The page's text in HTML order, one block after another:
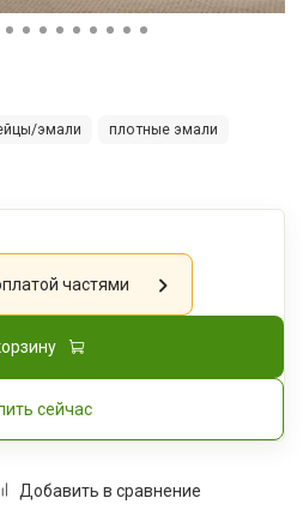
Добавить в сравнение
эмали плотные эмали
частями
сейчас